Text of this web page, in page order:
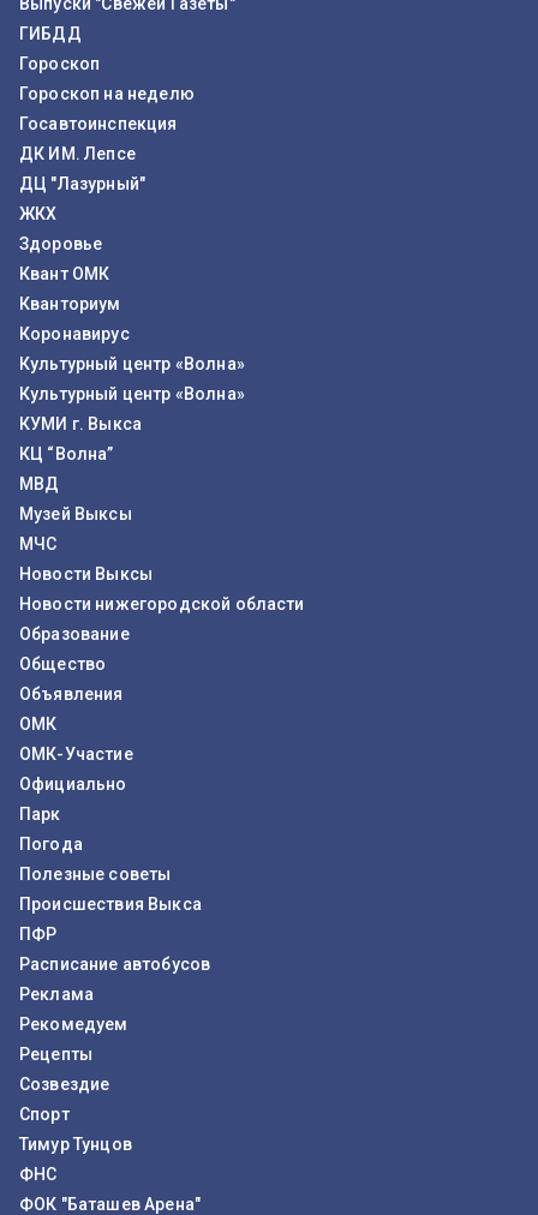
ГИБДД
Гороскоп
Гороскоп на неделю
Госавтоинспекция
ДК ИМ. Лепсе
ДЦ "Лазурный"
ЖКХ
Здоровье
Квант ОМК
Кванториум
Коронавирус
Культурный центр «Волна»
Культурный центр «Волна»
КУМИ г. Выкса
КЦ “Волна”
МВД
Музей Выксы
МЧС
Новости Выксы
Новости нижегородской области
Образование
Общество
Объявления
ОМК
ОМК-Участие
Официально
Парк
Погода
Полезные советы
Происшествия Выкса
ПФР
Расписание автобусов
Реклама
Рекомедуем
Рецепты
Созвездие
Спорт
Тимур Тунцов
ФНС
ФОК "Баташев Арена"